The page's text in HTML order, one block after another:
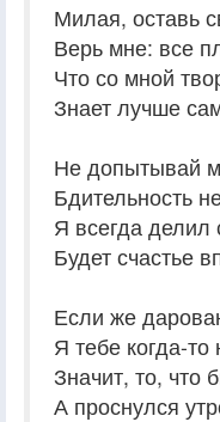
Милая, оставь
Верь мне: все
Что со мной
Знает лучше
Не допытывай
Бдительность
Я всегда делил
Будет счастье
Если же
Я тебе когда-то
Значит, то, что
А проснулся